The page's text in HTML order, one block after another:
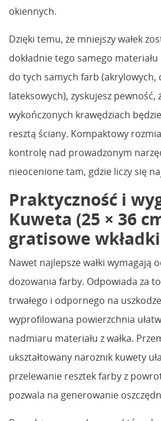
okiennych.
Dzięki temu, że mniejszy wałek
dokładnie tego samego
do tych samych farb (akrylowych,
lateksowych), zyskujesz pewność,
wykończonych krawędziach
resztą ściany. Kompaktowy
kontrolę nad prowadzonym
nieocenione tam, gdzie liczy się
Praktyczność i
Kuweta (25 × 36
gratisowe wkładki
Nawet najlepsze wałki wymagają
dozowania farby. Odpowiada za
trwałego i odpornego na
wyprofilowana powierzchnia
nadmiaru materiału z wałka.
ukształtowany narożnik kuwety
przelewanie resztek farby z
pozwala na generowanie